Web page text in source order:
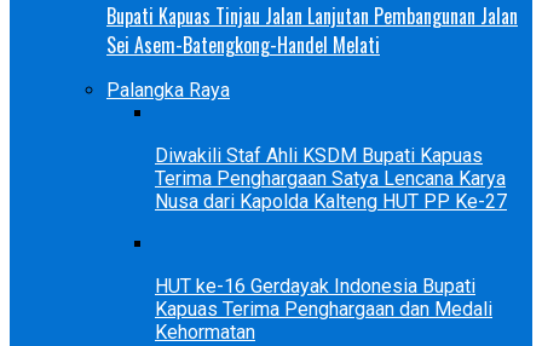
Bupati Kapuas Tinjau Jalan Lanjutan Pembangunan Jalan
Sei Asem-Batengkong-Handel Melati
Palangka Raya
Diwakili Staf Ahli KSDM Bupati Kapuas
Terima Penghargaan Satya Lencana Karya
Nusa dari Kapolda Kalteng HUT PP Ke-27
HUT ke-16 Gerdayak Indonesia Bupati
Kapuas Terima Penghargaan dan Medali
Kehormatan